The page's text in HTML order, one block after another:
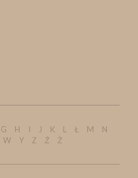
G H I J K L Ł M N
W Y Z Ź Ż